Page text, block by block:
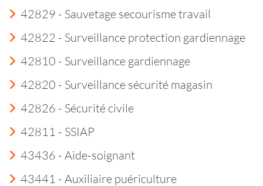
42829 - Sauvetage secourisme travail
42822 - Surveillance protection gardiennage
42810 - Surveillance gardiennage
42820 - Surveillance sécurité magasin
42826 - Sécurité civile
42811 - SSIAP
43436 - Aide-soignant
43441 - Auxiliaire puériculture